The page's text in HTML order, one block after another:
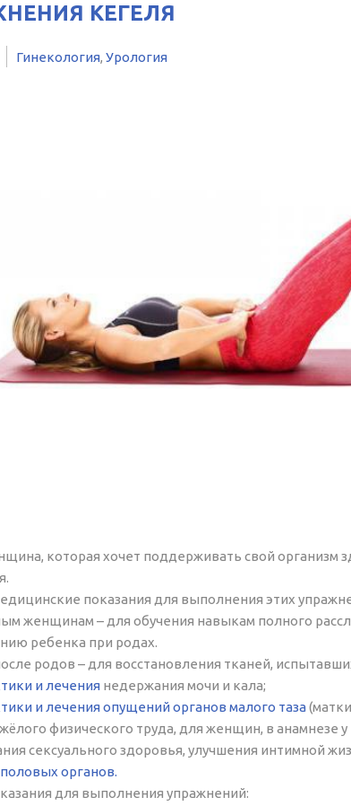
КЕГЕЛЯ
Гинекология,Урология
которая хочет поддерживать свой организм
показания для выполнения этих
женщинам – для обучения навыкам полного
ребенка при родах.
родов – для восстановления тканей,
и лечения недержания мочи и кала;
и лечения опущений органов малого таза
физического труда, для женщин, в анамнезе
сексуального здоровья, улучшения интимной
органов.
для выполнения упражнений: